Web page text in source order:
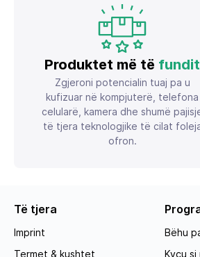
Produktet më të fundit
Zgjeroni potencialin tuaj pa u
kufizuar në kompjuterë, telefona
celularë, kamera dhe shumë
të tjera teknologjike të cilat
ofron.
Të tjera
Imprint
Termet & kushtet
Bëhu
Kyçu